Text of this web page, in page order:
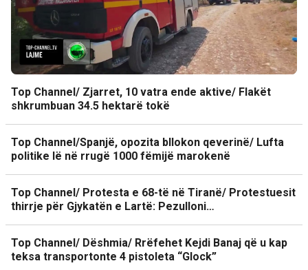
Top Channel/ Zjarret, 10 vatra ende aktive/ Flakët
shkrumbuan 34.5 hektarë tokë
Top Channel/Spanjë, opozita bllokon qeverinë/ Lufta
politike lë në rrugë 1000 fëmijë marokenë
Top Channel/ Protesta e 68-të në Tiranë/ Protestuesit
thirrje për Gjykatën e Lartë: Pezulloni…
Top Channel/ Dëshmia/ Rrëfehet Kejdi Banaj që u kap
teksa transportonte 4 pistoleta “Glock”